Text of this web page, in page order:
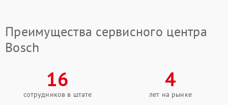
Преимущества сервисного центра
Bosch
16
сотрудников в штате
4
лет на рынке